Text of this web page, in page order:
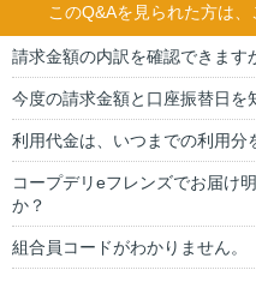
このQ&Aを見られた方は
請求金額の内訳を確認できます
今度の請求金額と口座振替日を
利用代金は、いつまでの利用分
コープデリeフレンズでお届け
か？
組合員コードがわかりません。